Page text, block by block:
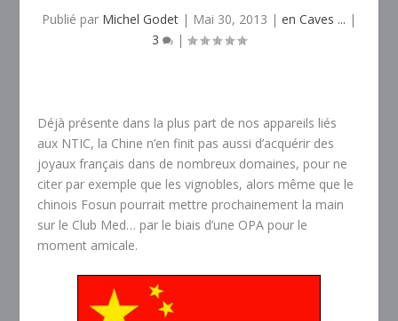
Publié par Michel Godet | Mai 30, 2013 | en Caves ... |
3
|
Déjà présente dans la plus part de nos appareils liés
aux NTIC, la Chine n’en finit pas aussi d’acquérir des
joyaux français dans de nombreux domaines, pour ne
citer par exemple que les vignobles, alors même que le
chinois Fosun pourrait mettre prochainement la main
sur le Club Med… par le biais d’une OPA pour le
moment amicale.